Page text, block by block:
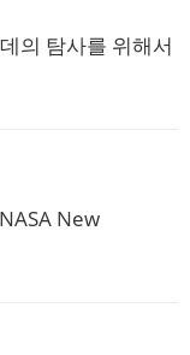
의 탐사를 위해서
New